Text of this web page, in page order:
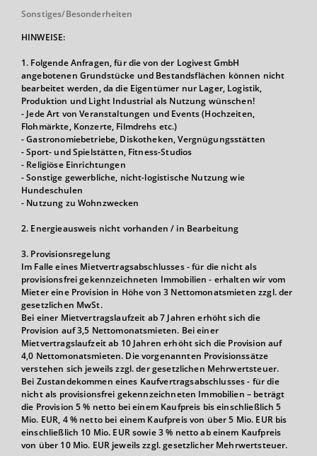
Sonstiges/Besonderheiten
HINWEISE:
1. Folgende Anfragen, für die von der Logivest GmbH
angebotenen Grundstücke und Bestandsflächen können nicht
bearbeitet werden, da die Eigentümer nur Lager, Logistik,
Produktion und Light Industrial als Nutzung wünschen!
- Jede Art von Veranstaltungen und Events (Hochzeiten,
Flohmärkte, Konzerte, Filmdrehs etc.)
- Gastronomiebetriebe, Diskotheken, Vergnügungsstätten
- Sport- und Spielstätten, Fitness-Studios
- Religiöse Einrichtungen
- Sonstige gewerbliche, nicht-logistische Nutzung wie
Hundeschulen
- Nutzung zu Wohnzwecken
2. Energieausweis nicht vorhanden / in Bearbeitung
3. Provisionsregelung
Im Falle eines Mietvertragsabschlusses - für die nicht als
provisionsfrei gekennzeichneten Immobilien - erhalten wir vom
Mieter eine Provision in Höhe von 3 Nettomonatsmieten zzgl. der
gesetzlichen MwSt.
Bei einer Mietvertragslaufzeit ab 7 Jahren erhöht sich die
Provision auf 3,5 Nettomonatsmieten. Bei einer
Mietvertragslaufzeit ab 10 Jahren erhöht sich die Provision auf
4,0 Nettomonatsmieten. Die vorgenannten Provisionssätze
verstehen sich jeweils zzgl. der gesetzlichen Mehrwertsteuer.
Bei Zustandekommen eines Kaufvertragsabschlusses - für die
nicht als provisionsfrei gekennzeichneten Immobilien – beträgt
die Provision 5 % netto bei einem Kaufpreis bis einschließlich 5
Mio. EUR, 4 % netto bei einem Kaufpreis von über 5 Mio. EUR bis
einschließlich 10 Mio. EUR sowie 3 % netto ab einem Kaufpreis
von über 10 Mio. EUR jeweils zzgl. gesetzlicher Mehrwertsteuer.